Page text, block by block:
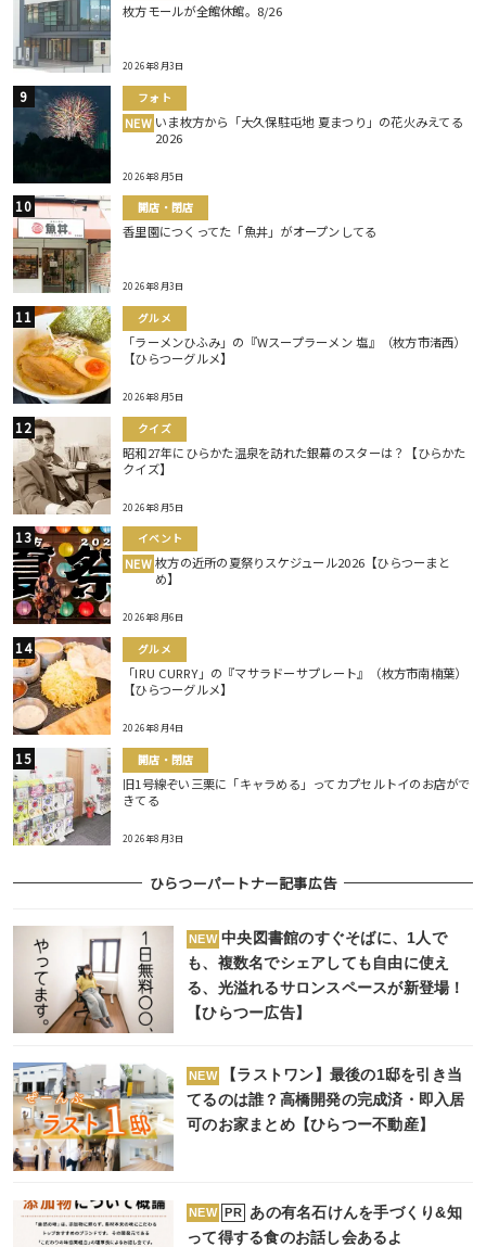
枚方モールが全館休館。8/26
2026年8月3日
フォト
NEW いま枚方から「大久保駐屯地 夏まつり」の花火みえてる
2026
2026年8月5日
開店・閉店
香里園につくってた「魚丼」がオープンしてる
2026年8月3日
グルメ
「ラーメンひふみ」の『Wスープラーメン 塩』（枚方市渚西）
【ひらつーグルメ】
2026年8月5日
クイズ
昭和27年にひらかた温泉を訪れた銀幕のスターは？【ひらかた
クイズ】
2026年8月5日
イベント
NEW 枚方の近所の夏祭りスケジュール2026【ひらつーまと
め】
2026年8月6日
グルメ
「IRU CURRY」の『マサラドーサプレート』（枚方市南楠葉）
【ひらつーグルメ】
2026年8月4日
開店・閉店
旧1号線ぞい三栗に「キャラめる」ってカプセルトイのお店がで
きてる
2026年8月3日
ひらつーパートナー記事広告
NEW 中央図書館のすぐそばに、1人で
も、複数名でシェアしても自由に使え
る、光溢れるサロンスペースが新登場！
【ひらつー広告】
NEW
【ラストワン】最後の1邸を引き当
てるのは誰？高橋開発の完成済・即入居
可のお家まとめ【ひらつー不動産】
NEW PR
あの有名石けんを手づくり&知
って得する食のお話し会あるよ